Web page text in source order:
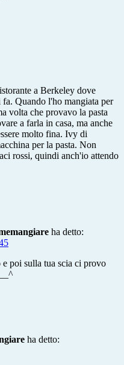
a Berkeley dove
Quando l'ho mangiata per
volta che provavo la pasta
a farla in casa, ma anche
molto fina. Ivy di
per la pasta. Non
rossi, quindi anch'io attendo
ha detto:
poi sulla tua scia ci provo
ha detto: